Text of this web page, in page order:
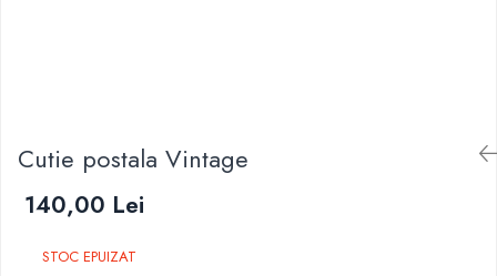
Cutie postala Vintage
140,00 Lei
STOC EPUIZAT